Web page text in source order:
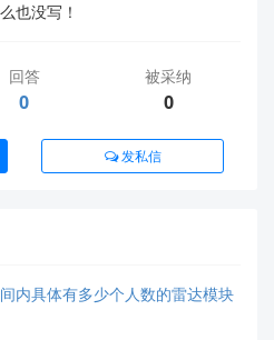
也没写！
回答
0
被采纳
0
发私信
内具体有多少个人数的雷达模块